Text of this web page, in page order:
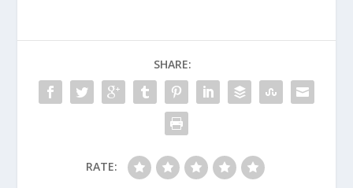
SHARE:
RATE: